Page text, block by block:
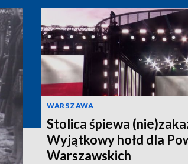
WARSZAWA
Stolica śpiewa
Wyjątkowy hołd dla
Warszawskich